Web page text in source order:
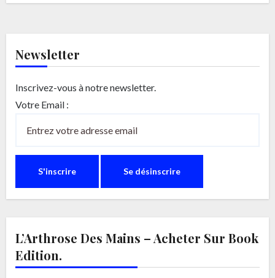
Newsletter
Inscrivez-vous à notre newsletter.
Votre Email :
L’Arthrose Des Mains – Acheter Sur Book
Edition.